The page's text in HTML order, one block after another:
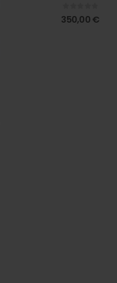
0out of 5
350,00 €